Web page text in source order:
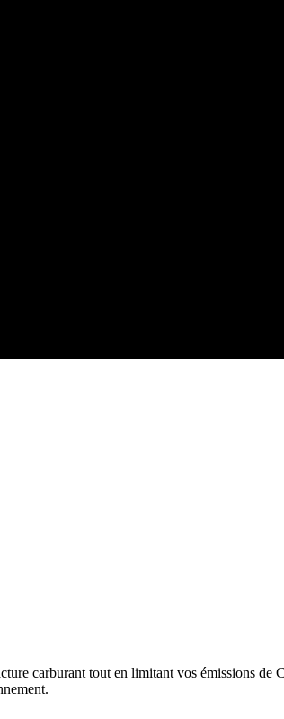
carburant tout en limitant vos émissions de